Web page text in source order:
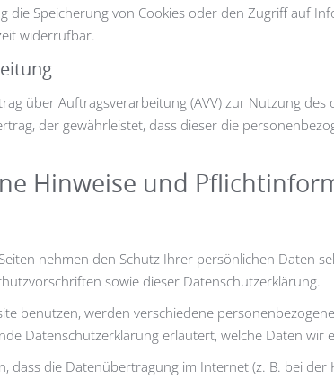
die Speicherung von Cookies oder den Zugriff auf
widerrufbar.
über Auftragsverarbeitung (AVV) zur Nutzung
der gewährleistet, dass dieser die
Hinweise und
nehmen den Schutz Ihrer persönlichen Daten
sowie dieser Datenschutzerklärung.
benutzen, werden verschiedene
Datenschutzerklärung erläutert, welche Daten
dass die Datenübertragung im Internet (z. B. bei